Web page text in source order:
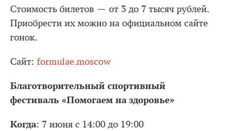
Стоимость билетов — от 3 до 7 тысяч рублей.
Приобрести их можно на официальном сайте
гонок.
Сайт: formulae.moscow
Благотворительный спортивный
фестиваль «Помогаем на здоровье»
Когда: 7 июня с 14:00 до 19:00